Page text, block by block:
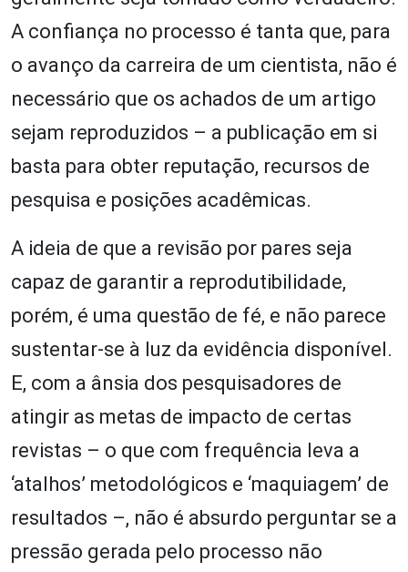
A confiança no processo é tanta que, para
o avanço da carreira de um cientista, não é
necessário que os achados de um artigo
sejam reproduzidos – a publicação em si
basta para obter reputação, recursos de
pesquisa e posições acadêmicas.
A ideia de que a revisão por pares seja
capaz de garantir a reprodutibilidade,
porém, é uma questão de fé, e não parece
sustentar-se à luz da evidência disponível.
E, com a ânsia dos pesquisadores de
atingir as metas de impacto de certas
revistas – o que com frequência leva a
‘atalhos’ metodológicos e ‘maquiagem’ de
resultados –, não é absurdo perguntar se a
pressão gerada pelo processo não